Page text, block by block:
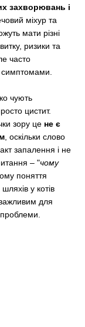
захворювань і
міхур та
мати різні
ризики та
часто
чують
цистит.
зору це не є
, оскільки слово
запалення і не
– "чому
поняття
у котів
для